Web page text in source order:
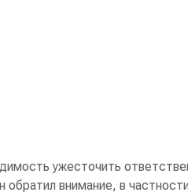
ужесточить
обратил внимание, в